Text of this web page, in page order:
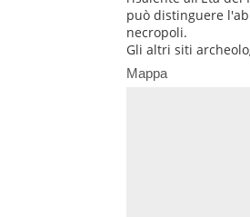
può distinguere
necropoli.
Gli altri siti
Mappa